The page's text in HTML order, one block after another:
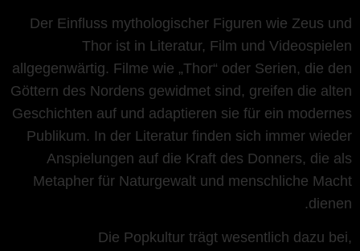
Der Einfluss mythologischer Figuren wie Zeus und
Thor ist in Literatur, Film und Videospielen
allgegenwärtig. Filme wie „Thor“ oder Serien, die den
Göttern des Nordens gewidmet sind, greifen die alten
Geschichten auf und adaptieren sie für ein modernes
Publikum. In der Literatur finden sich immer wieder
Anspielungen auf die Kraft des Donners, die als
Metapher für Naturgewalt und menschliche Macht
dienen.
Die Popkultur trägt wesentlich dazu bei,